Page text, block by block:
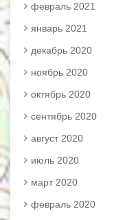
февраль 2021
январь 2021
декабрь 2020
ноябрь 2020
октябрь 2020
сентябрь 2020
август 2020
июль 2020
март 2020
февраль 2020